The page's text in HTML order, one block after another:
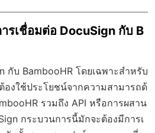
เชื่อมต่อ DocuSign กับ B
กับ BambooHR โดยเฉพาะสำหรับ
งใช้ประโยชน์จากความสามารถด้
รวมถึง API หรือการผสาน
กระบวนการนี้มักจะต้องมีการเ